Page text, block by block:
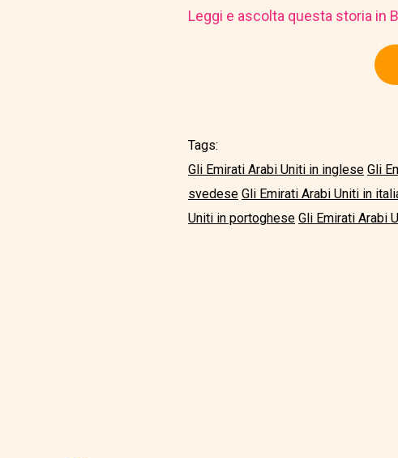
Leggi e ascolta questa storia in
Tags:
Gli Emirati Arabi Uniti in inglese Gli
svedese Gli Emirati Arabi Uniti in
Uniti in portoghese Gli Emirati Arabi